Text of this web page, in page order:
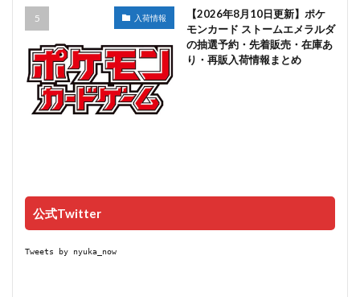
入荷情報
【2026年8月10日更新】ポケ
モンカード ストームエメラルダ
の抽選予約・先着販売・在庫あ
り・再販入荷情報まとめ
公式Twitter
Tweets by nyuka_now